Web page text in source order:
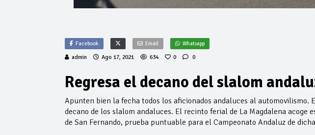
Facebook Email Whatsapp
admin Ago 17, 2021 634 0 0
Regresa el decano del slalom
Apunten bien la fecha todos los aficionados andaluces al automovilismo.
decano de los slalom andaluces. El recinto ferial de La Magdalena acoge
de San Fernando, prueba puntuable para el Campeonato Andaluz de